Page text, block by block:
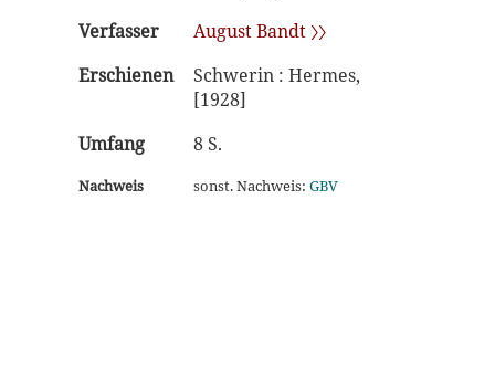
Verfasser
August Bandt 〉〉
Erschienen
Schwerin : Hermes,
[1928]
Umfang
8 S.
Nachweis sonst. Nachweis: GBV